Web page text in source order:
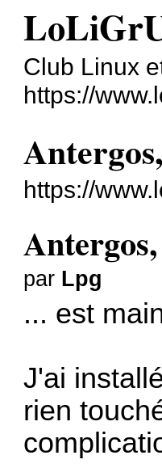
Club Linux
https://
https://
par Lpg
... est
J'ai
rien